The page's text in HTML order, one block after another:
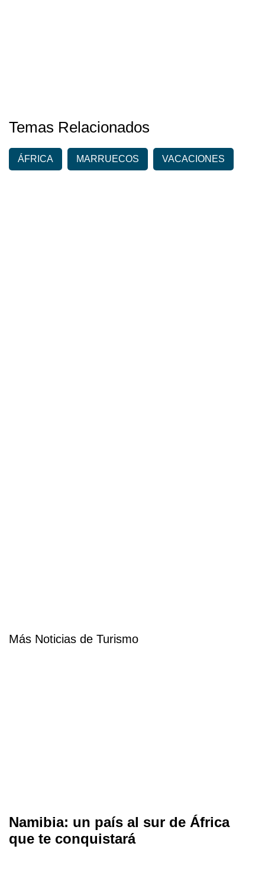
Temas Relacionados
ÁFRICA MARRUECOS VACACIONES
Más Noticias de Turismo
Namibia: un país al sur de África
que te conquistará